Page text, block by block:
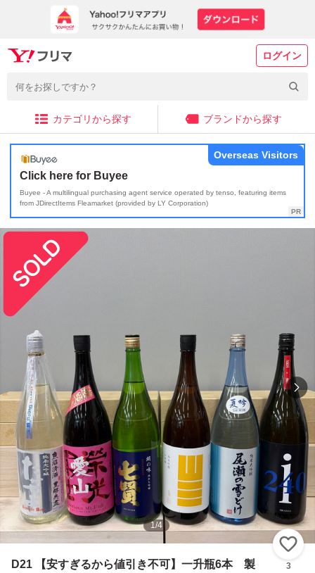
ログイン
カテゴリから探す ブランドから探す
Click here for Buyee
Buyee - A multilingual purchasing agent service operated by tenso, featuring items
from JDirectItems Fleamarket (provided by LY Corporation)
Overseas Visitors
1/4
D21 【安すぎるから値引き不可】一升瓶6本 製
3